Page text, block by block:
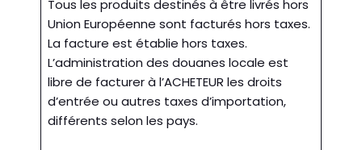
Tous les produits destinés à être livrés hors
Union Européenne sont facturés hors taxes.
La facture est établie hors taxes.
L’administration des douanes locale est
libre de facturer à l’ACHETEUR les droits
d’entrée ou autres taxes d’importation,
différents selon les pays.